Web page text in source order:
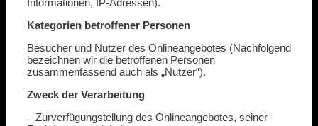
Kategorien betroffener Personen
Besucher und Nutzer des Onlineangebotes (Nachfolgend
bezeichnen wir die betroffenen Personen
zusammenfassend auch als „Nutzer“).
Zweck der Verarbeitung
– Zurverfügungstellung des Onlineangebotes, seiner